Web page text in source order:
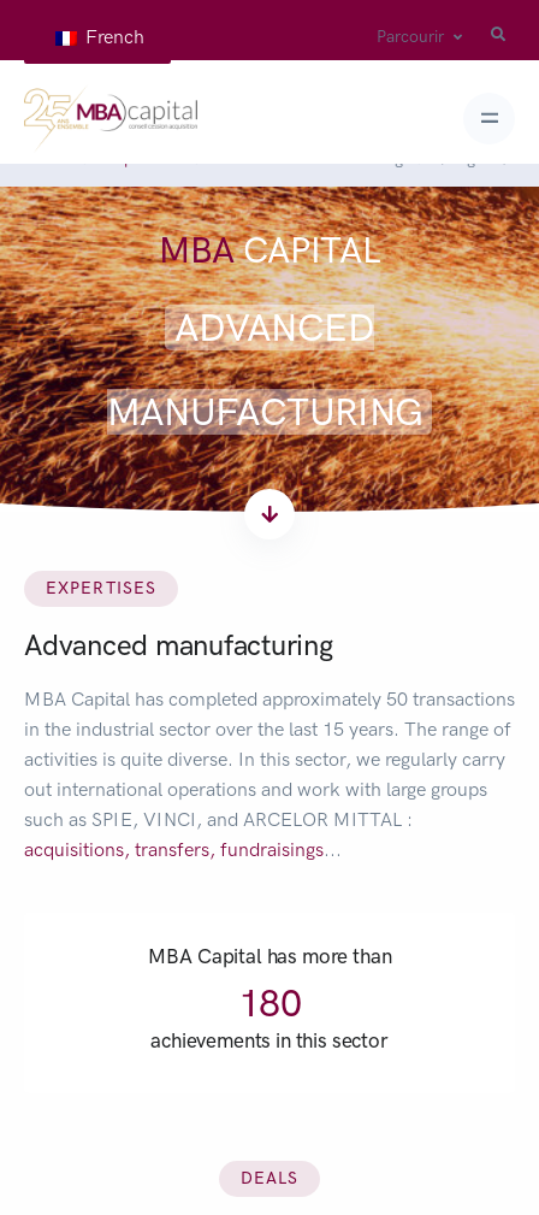
French Parcourir
MBACAPITAL
ADVANCED
MANUFACTURING
EXPERTISES
Advanced manufacturing
MBA Capital has completed approximately 50 transactions
in the industrial sector over the last 15 years. The range of
activities is quite diverse. In this sector, we regularly carry
out international operations and work with large groups
such as SPIE, VINCI, and ARCELOR MITTAL :
acquisitions, transfers, fundraisings...
MBA Capital has more than
180
achievements in this sector
DEALS